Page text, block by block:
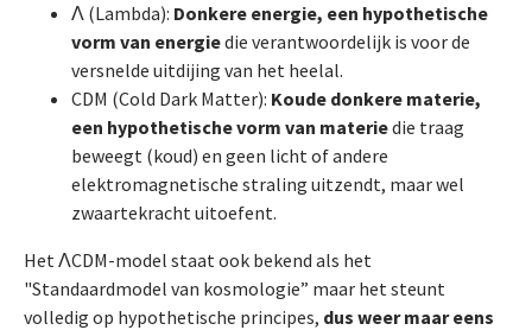
Λ (Lambda): Donkere energie, een hypothetische
vorm van energiedie verantwoordelijk is voor de
versnelde uitdijing van het heelal.
CDM (Cold Dark Matter): Koude donkere materie,
een hypothetische vorm van materiedie traag
beweegt (koud) en geen licht of andere
elektromagnetische straling uitzendt, maar wel
zwaartekracht uitoefent.
Het ΛCDM-model staat ook bekend als het
"Standaardmodel van kosmologie” maar het steunt
volledig op hypothetische principes, dus weer maar eens